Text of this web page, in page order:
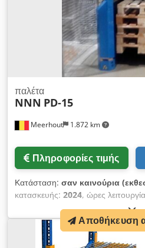
Meerhout 1.872 km
παλέτα
NNN PD-15
Πληροφορίες τιμής
Κατάσταση: σαν καινούρια
κατασκευής: 2024, ώρες
πλήρως λειτουργικό, Οι
παλετών χρησιμοποιούνται για
απόσυσκευασία κενών παλετών
παρέμβαση. (Palomat) Οι κενές
Αποθήκευση